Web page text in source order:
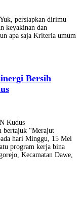
persiapkan dirimu
keyakinan dan
apa saja Kriteria umum
Bersih
Kudus
bertajuk “Merajut
hari Minggu, 15 Mei
program kerja bina
Kecamatan Dawe,